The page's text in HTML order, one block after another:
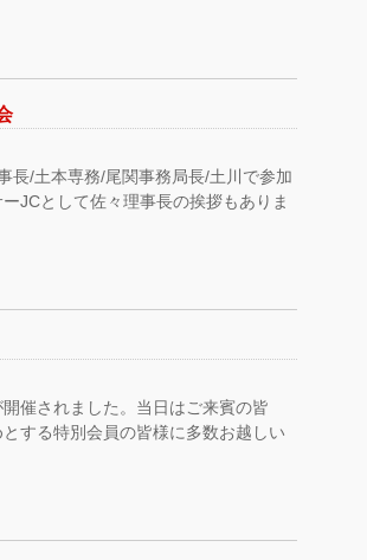
/土本専務/尾関事務局長/土川で参加
JCとして佐々理事長の挨拶もありま
催されました。当日はご来賓の皆
する特別会員の皆様に多数お越しい